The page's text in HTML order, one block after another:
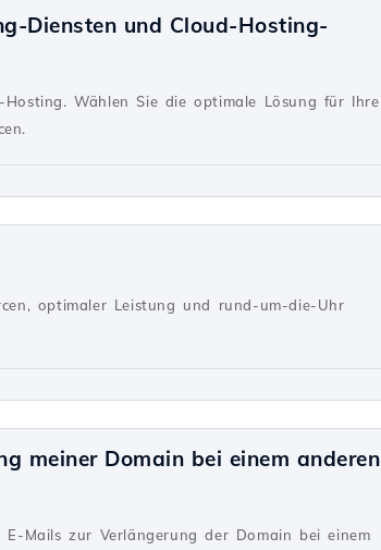
Diensten und Cloud-Hosting-
Wählen Sie die optimale Lösung für Ihre
optimaler Leistung und rund-um-die-Uhr
meiner Domain bei einem anderen
Mails zur Verlängerung der Domain bei einem